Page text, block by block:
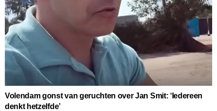
Volendam gonst van geruchten over Jan Smit: ‘Iedereen
denkt hetzelfde’